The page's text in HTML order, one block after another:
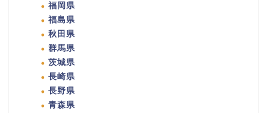
福岡県
福島県
秋田県
群馬県
茨城県
長崎県
長野県
青森県